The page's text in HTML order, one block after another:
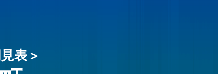
表＞